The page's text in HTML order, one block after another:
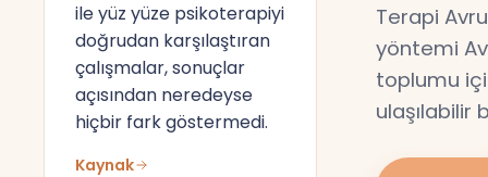
ile yüz yüze psikoterapiyi
doğrudan karşılaştıran
çalışmalar, sonuçlar
açısından neredeyse
hiçbir fark göstermedi.
Kaynak
Terapi
yöntemi
toplumu
ulaşılabilir